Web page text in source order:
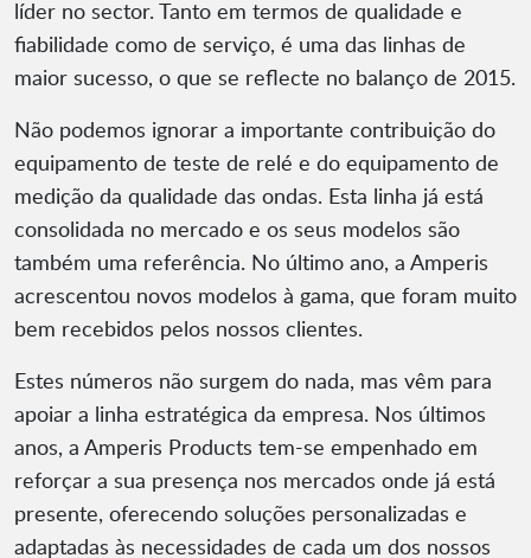
líder no sector. Tanto em termos de qualidade e
fiabilidade como de serviço, é uma das linhas de
maior sucesso, o que se reflecte no balanço de 2015.
Não podemos ignorar a importante contribuição do
equipamento de teste de relé e do equipamento de
medição da qualidade das ondas. Esta linha já está
consolidada no mercado e os seus modelos são
também uma referência. No último ano, a Amperis
acrescentou novos modelos à gama, que foram muito
bem recebidos pelos nossos clientes.
Estes números não surgem do nada, mas vêm para
apoiar a linha estratégica da empresa. Nos últimos
anos, a Amperis Products tem-se empenhado em
reforçar a sua presença nos mercados onde já está
presente, oferecendo soluções personalizadas e
adaptadas às necessidades de cada um dos nossos